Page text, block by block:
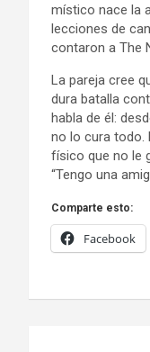
místico nace la
lecciones de
contaron a The
La pareja cree
dura batalla
habla de él:
no lo cura todo.
físico que no le
“Tengo una
Comparte esto:
Facebook